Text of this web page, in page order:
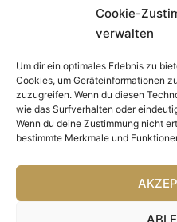
Cookie-
verwalten
Um dir ein optimales Erlebnis zu
Cookies, um Geräteinformationen
zuzugreifen. Wenn du diesen
wie das Surfverhalten oder
Wenn du deine Zustimmung nicht
bestimmte Merkmale und
Geschlechterverhältnisse
Kinoerlebnis
musikfilm Natur netflix
Romanze Spanien sportfilm
Zeitgeschichte